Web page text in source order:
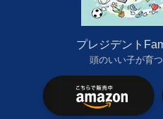
プレジデント
頭のいい子が育